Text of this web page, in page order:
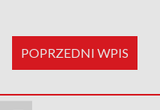
POPRZEDNI WPIS